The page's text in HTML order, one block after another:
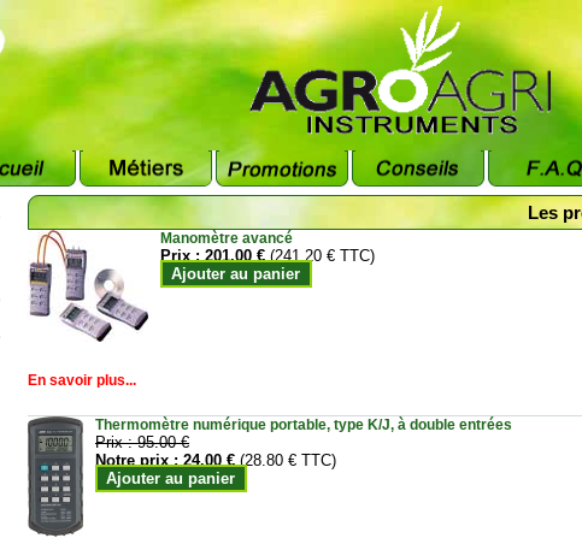
Les
Manomètre avancé
Prix :201.00 € (241.20 € TTC)
Ajouter au panier
En savoir plus...
Thermomètre numérique portable, type K/J, à double entrées
Prix :95.00 €
Notre prix :24.00 € (28.80 € TTC)
Ajouter au panier